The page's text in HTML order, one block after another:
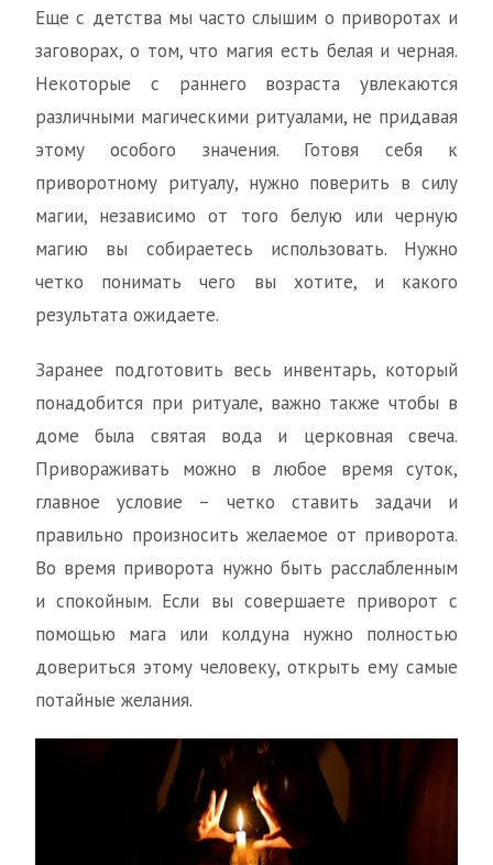
Еще с детства мы часто слышим о приворотах и
заговорах, о том, что магия есть белая и черная.
Некоторые с раннего возраста увлекаются
различными магическими ритуалами, не придавая
этому особого значения. Готовя себя к
приворотному ритуалу, нужно поверить в силу
магии, независимо от того белую или черную
магию вы собираетесь использовать. Нужно
четко понимать чего вы хотите, и какого
результата ожидаете.
Заранее подготовить весь инвентарь, который
понадобится при ритуале, важно также чтобы в
доме была святая вода и церковная свеча.
Привораживать можно в любое время суток,
главное условие – четко ставить задачи и
правильно произносить желаемое от приворота.
Во время приворота нужно быть расслабленным
и спокойным. Если вы совершаете приворот с
помощью мага или колдуна нужно полностью
довериться этому человеку, открыть ему самые
потайные желания.